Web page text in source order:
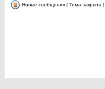
Новые сообщения [ Тема закрыта ]